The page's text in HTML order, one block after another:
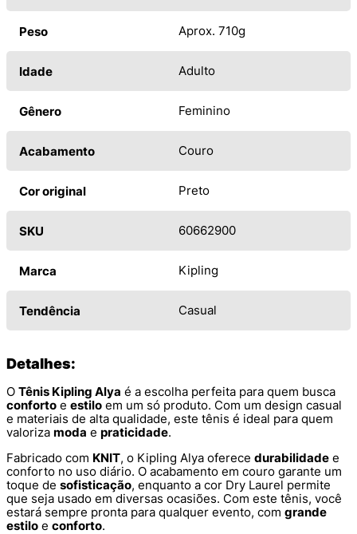
Peso Aprox. 710g
Idade Adulto
Gênero Feminino
Acabamento Couro
Cor original Preto
SKU 60662900
Marca Kipling
Tendência Casual
Detalhes:
O Tênis Kipling Alya é a escolha perfeita para quem busca
conforto e estilo em um só produto. Com um design casual
e materiais de alta qualidade, este tênis é ideal para quem
valoriza moda e praticidade.
Fabricado com KNIT, o Kipling Alya oferece durabilidade e
conforto no uso diário. O acabamento em couro garante um
toque de sofisticação, enquanto a cor Dry Laurel permite
que seja usado em diversas ocasiões. Com este tênis, você
estará sempre pronta para qualquer evento, com grande
estilo e conforto.